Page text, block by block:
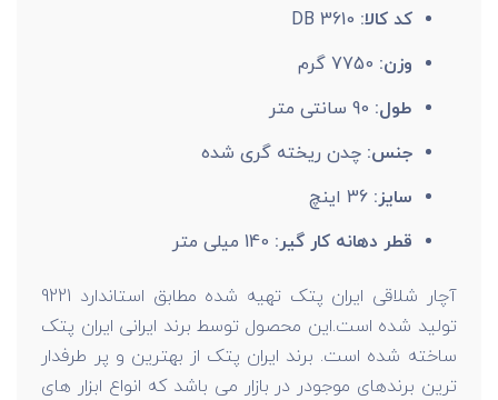
کد کالا:
وزن: 7750 گرم
طول:
جنس: چدن ریخته گری شده
سایز: 36 اینچ
قطر دهانه کار گیر: 140 میلی ‌متر
آچار شلاقی ایران پتک تهیه شده مطابق استاندارد 9221
تولید شده است.این محصول توسط برند ایرانی ایران پتک
ساخته شده است. برند ایران پتک از بهترین و پر طرفدار
ترین برندهای موجودر در بازار می باشد که انواع ابزار های